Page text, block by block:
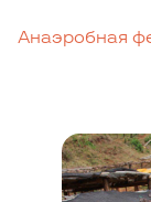
Анаэробная